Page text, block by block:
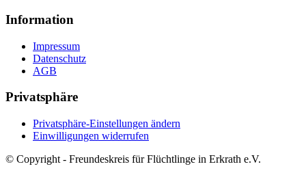
Information
Impressum
Datenschutz
AGB
Privatsphäre
Privatsphäre-Einstellungen ändern
Einwilligungen widerrufen
© Copyright - Freundeskreis für Flüchtlinge in Erkrath e.V.